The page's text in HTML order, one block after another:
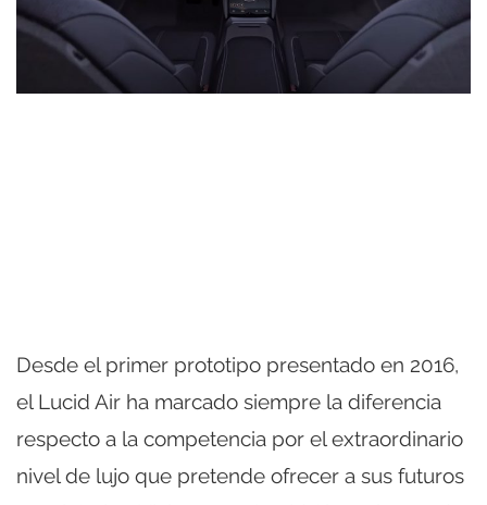
Desde el primer prototipo presentado en 2016,
el Lucid Air ha marcado siempre la diferencia
respecto a la competencia por el extraordinario
nivel de lujo que pretende ofrecer a sus futuros